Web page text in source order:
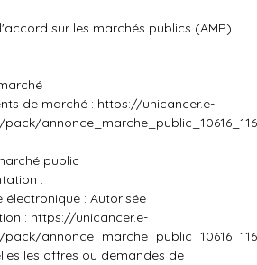
sur les marchés publics (AMP)
de marché : https://unicancer.e-
public
:
électronique : Autorisée
: https://unicancer.e-
les offres ou demandes de